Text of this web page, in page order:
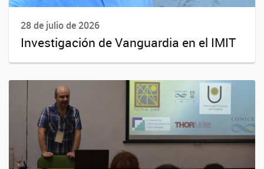
28 de julio de 2026
Investigación de Vanguardia en el IMIT